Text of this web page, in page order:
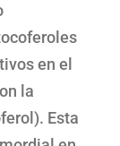
en el
la
Esta